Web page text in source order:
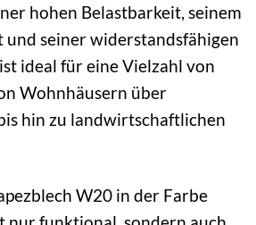
hohen Belastbarkeit, seinem
und seiner widerstandsfähigen
ideal für eine Vielzahl von
Wohnhäusern über
hin zu landwirtschaftlichen
W20 in der Farbe